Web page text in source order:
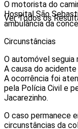
Ver Todos os
O motorista do
Hospital São
ambulância da
Circunstâncias
O automóvel
A causa do
A ocorrência foi
pela Polícia Civil e
Jacarezinho.
O caso permanece
circunstâncias da